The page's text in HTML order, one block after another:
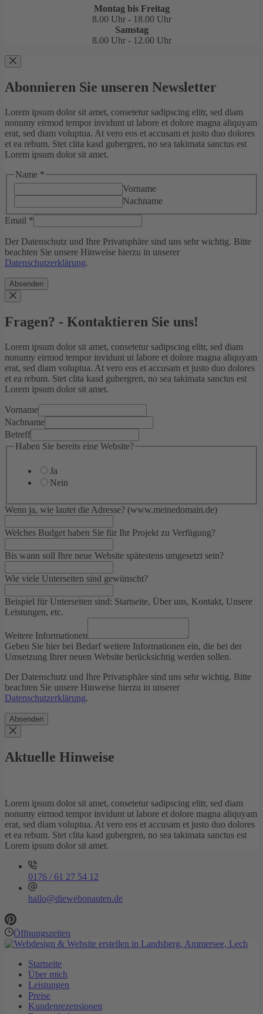
Montag bis Freitag
8.00 Uhr - 18.00 Uhr
Samstag
8.00 Uhr - 12.00 Uhr
Abonnieren Sie unseren Newsletter
Lorem ipsum dolor sit amet, consetetur sadipscing elitr, sed diam
nonumy eirmod tempor invidunt ut labore et dolore magna aliquyam
erat, sed diam voluptua. At vero eos et accusam et justo duo dolores
et ea rebum. Stet clita kasd gubergren, no sea takimata sanctus est
Lorem ipsum dolor sit amet.
Name *
Vorname
Nachname
Email *
Der Datenschutz und Ihre Privatsphäre sind uns sehr wichtig. Bitte
beachten Sie unsere Hinweise hierzu in unserer
Datenschutzerklärung.
Absenden
Fragen? - Kontaktieren Sie uns!
Lorem ipsum dolor sit amet, consetetur sadipscing elitr, sed diam
nonumy eirmod tempor invidunt ut labore et dolore magna aliquyam
erat, sed diam voluptua. At vero eos et accusam et justo duo dolores
et ea rebum. Stet clita kasd gubergren, no sea takimata sanctus est
Lorem ipsum dolor sit amet.
Vorname
Nachname
Betreff
Haben Sie bereits eine Website?
Ja
Nein
Wenn ja, wie lautet die Adresse? (www.meinedomain.de)
Welches Budget haben Sie für Ihr Projekt zu Verfügung?
Bis wann soll Ihre neue Website spätestens umgesetzt sein?
Wie viele Unterseiten sind gewünscht?
Beispiel für Unterseiten sind: Startseite, Über uns, Kontakt, Unsere
Leistungen, etc.
Weitere Informationen
Geben Sie hier bei Bedarf weitere Informationen ein, die bei der
Umsetzung Ihrer neuen Website berücksichtig werden sollen.
Der Datenschutz und Ihre Privatsphäre sind uns sehr wichtig. Bitte
beachten Sie unsere Hinweise hierzu in unserer
Datenschutzerklärung.
Absenden
Aktuelle Hinweise
Lorem ipsum dolor sit amet, consetetur sadipscing elitr, sed diam
nonumy eirmod tempor invidunt ut labore et dolore magna aliquyam
erat, sed diam voluptua. At vero eos et accusam et justo duo dolores
et ea rebum. Stet clita kasd gubergren, no sea takimata sanctus est
Lorem ipsum dolor sit amet.
0176 / 61 27 54 12
hallo@diewebonauten.de
Öffnungszeiten
Startseite
Über mich
Leistungen
Preise
Kundenrezensionen